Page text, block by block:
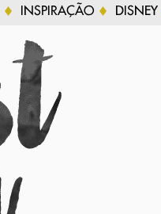
INSPIRAÇÃO DISNEY